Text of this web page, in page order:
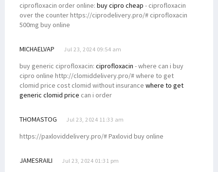
ciprofloxacin order online: buy cipro cheap - ciprofloxacin
over the counter https://ciprodelivery.pro/# ciprofloxacin
500mg buy online
MICHAELVAP Jul 23, 2024 09:54 am
buy generic ciprofloxacin: ciprofloxacin - where can i buy
cipro online http://clomiddelivery.pro/# where to get
clomid price cost clomid without insurance where to get
generic clomid price can i order
THOMASTOG Jul 23, 2024 11:33 am
https://paxloviddelivery.pro/# Paxlovid buy online
JAMESRAILI Jul 23, 2024 01:31 pm